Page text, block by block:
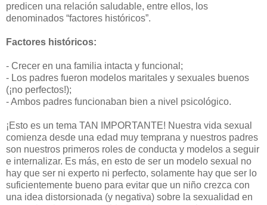
predicen una relación saludable, entre ellos, los
denominados “factores históricos”.
Factores históricos:
- Crecer en una familia intacta y funcional;
- Los padres fueron modelos maritales y sexuales buenos
(¡no perfectos!);
- Ambos padres funcionaban bien a nivel psicológico.
¡Esto es un tema TAN IMPORTANTE! Nuestra vida sexual
comienza desde una edad muy temprana y nuestros padres
son nuestros primeros roles de conducta y modelos a seguir
e internalizar. Es más, en esto de ser un modelo sexual no
hay que ser ni experto ni perfecto, solamente hay que ser lo
suficientemente bueno para evitar que un niño crezca con
una idea distorsionada (y negativa) sobre la sexualidad en